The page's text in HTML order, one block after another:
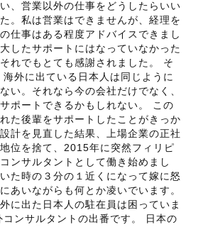
、営業以外の仕事をどうしたらいい
。私は営業はできませんが、経理を
仕事はある程度アドバイスできまし
したサポートにはなっていなかった
れでもとても感謝されました。 そ
外に出ている日本人は同じように
い。それなら今の会社だけでなく、
ポートできるかもしれない。 この
た後輩をサポートしたことがきっか
計を見直した結果、上場企業の正社
位を捨て、2015年に突然フィリピ
ンサルタントとして働き始めまし
た時の３分の１近くになって嫁に怒
あいながらも何とか凌いでいます。
に出た日本人の駐在員は困っていま
コンサルタントの出番です。 日本の